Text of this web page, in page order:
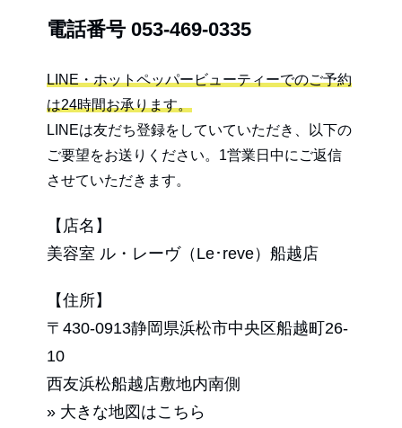
電話番号 053-469-0335
LINE・ホットペッパービューティーでのご予約
は24時間お承ります。
LINEは友だち登録をしていていただき、以下の
ご要望をお送りください。1営業日中にご返信
させていただきます。
【店名】
美容室 ル・レーヴ（Le･reve）船越店
【住所】
〒430-0913静岡県浜松市中央区船越町26-
10
西友浜松船越店敷地内南側
» 大きな地図はこちら